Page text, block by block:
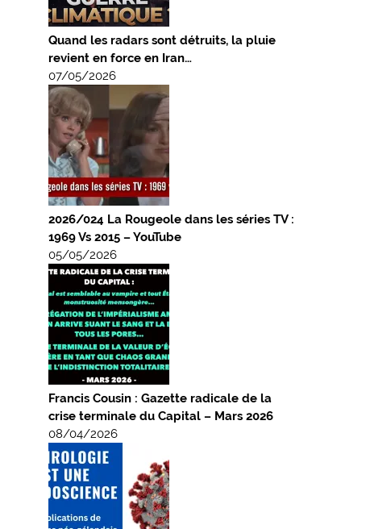
Quand les radars sont détruits, la pluie
revient en force en Iran…
07/05/2026
2026/024 La Rougeole dans les séries TV :
1969 Vs 2015 – YouTube
05/05/2026
Francis Cousin : Gazette radicale de la
crise terminale du Capital – Mars 2026
08/04/2026